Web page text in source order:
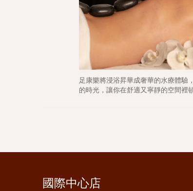
足康樂將浸浴昇華成奢華的水療體驗
的時光，讓你在舒適又寧靜的空間裡
國際中心店